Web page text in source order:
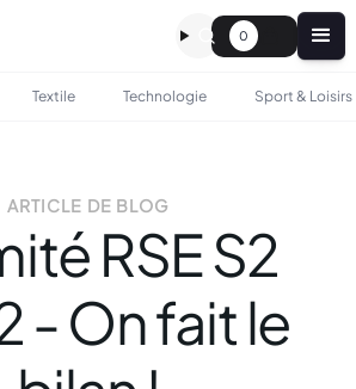
0
Textile Technologie Sport & Loisirs
ARTICLE DE BLOG
RSE S2
- On fait le